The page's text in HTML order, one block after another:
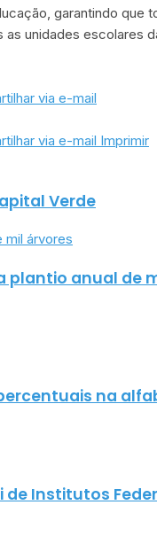
garantindo
unidades escolares
via e-mail
via e-mail Imprimir
Verde
mil árvores
plantio anual de
na
Institutos